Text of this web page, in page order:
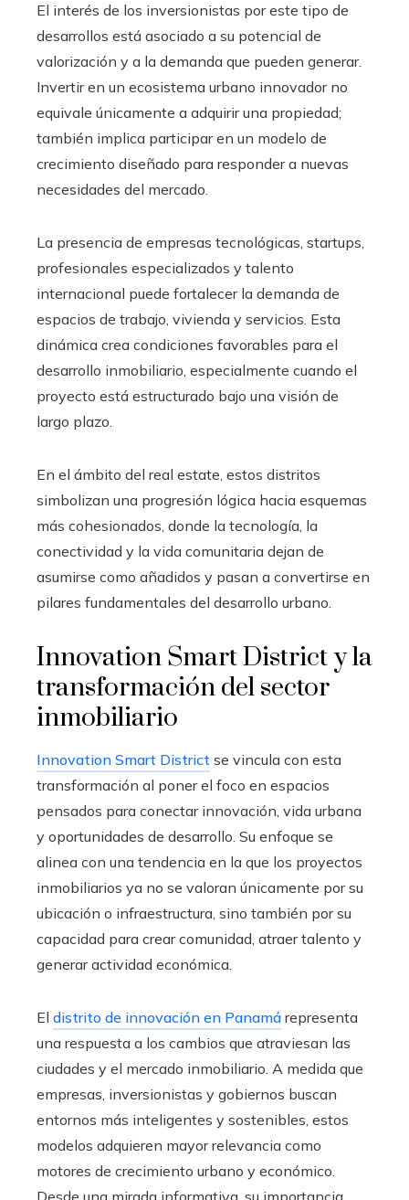
El interés de los inversionistas por este tipo de
desarrollos está asociado a su potencial de
valorización y a la demanda que pueden generar.
Invertir en un ecosistema urbano innovador no
equivale únicamente a adquirir una propiedad;
también implica participar en un modelo de
crecimiento diseñado para responder a nuevas
necesidades del mercado.
La presencia de empresas tecnológicas, startups,
profesionales especializados y talento
internacional puede fortalecer la demanda de
espacios de trabajo, vivienda y servicios. Esta
dinámica crea condiciones favorables para el
desarrollo inmobiliario, especialmente cuando el
proyecto está estructurado bajo una visión de
largo plazo.
En el ámbito del real estate, estos distritos
simbolizan una progresión lógica hacia esquemas
más cohesionados, donde la tecnología, la
conectividad y la vida comunitaria dejan de
asumirse como añadidos y pasan a convertirse en
pilares fundamentales del desarrollo urbano.
Innovation Smart District y la
transformación del sector
inmobiliario
Innovation Smart District se vincula con esta
transformación al poner el foco en espacios
pensados para conectar innovación, vida urbana
y oportunidades de desarrollo. Su enfoque se
alinea con una tendencia en la que los proyectos
inmobiliarios ya no se valoran únicamente por su
ubicación o infraestructura, sino también por su
capacidad para crear comunidad, atraer talento y
generar actividad económica.
El distrito de innovación en Panamá representa
una respuesta a los cambios que atraviesan las
ciudades y el mercado inmobiliario. A medida que
empresas, inversionistas y gobiernos buscan
entornos más inteligentes y sostenibles, estos
modelos adquieren mayor relevancia como
motores de crecimiento urbano y económico.
Desde una mirada informativa, su importancia